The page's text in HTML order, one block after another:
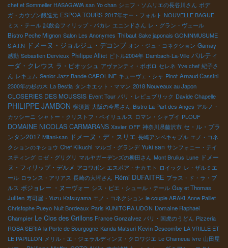
chef et Sommelier HASAGAWA san Yo chan シェフ・ソムリエの長谷川さん ボデ
ガ・カウゾン醸造元 ESPOA TOURS 2017年オー・フォルト NOUVELLE BAGUE
ミス・テール 試飲会フィリップ・パカレ エニンドさん レ・グラン・ヴェール
Bistro Peche Mignon Salon Les Anonymes Thibaut Sake japonais GONINMUSUME
S.A.I.N ドメーヌ・ジョルジュ・デコンブ オン・ジュ・コネクション Gamay
感動 Sebastien Dervieux Philippe Alliet ピトル2004年 Dambach-La-Ville パルティ
ーダ・クレウス ラ・ピオッシュ アヴァンティ・ポポロ セレネ Yve chef 紀子さ
ん レキュム Senior Jazz Bande CAROLINE キューヴェ・シャ Pinot Arnaud Cassini
2300年の杉の木 La Bestia タンキエット・ママン 2018 Nouveaux au Japon
CLOSERIES DES MOUSSIS Event Tour パリ・レピュブリック Davide Chapelle
PHILIPPE JAMBON 横須賀 大阪の今尾さん Bistro La Part des Anges アルノ・
カッシーニ シャトー・クリストフ・ペイリュルス ロマン・シャプイ PLOUF
DOMAINE NICOLAS CARMARANS Xavier OFF 神奈川県藤沢市 セ・ル・プラ
ンタン2017 Mitani-san ドメーヌ・デ・スリエ 長崎アンペキャブル エノ・コネ
クションのキショウ Chef Kikuchi マルゴ・グランデ Yuki san サンフォニー・テイ
スティング ロゼ・グリグリ マルヤガーデンズの柳田さん Mont Brulius Lune ドメー
ヌ・フィリップ・デルメ アコワボン エスポア・ナカモト ロイック レ・ザルミエ
ール ロランス・アリアス 長崎の大坪さん Rémi DUFAITRE プラス・ド・ラ・ブ
ルス ボジョレー ・ヌーヴォー シス・ピエ・シュール・テール Guy et Thomas
Jullien 寿司屋・Yuzu Katsuyama エノ・コネクション le couple ARAKI Anne Paillet
Christophe Pueyo Nuit Bordeaux Paris KUNITORA UDON Domaine Raphael
Champier Le Clos des Grillons France Gonzalvez パリ・国虎のうどん Pizzeria
ROBA SERIA la Porte de Bourgogne Kanda Matsuri Kevin Descombe LA VRILLE ET
LE PAPILLON メリル・エ・ジェラルディンヌ・クロワジエ Le Chameua Ivre 山田屋